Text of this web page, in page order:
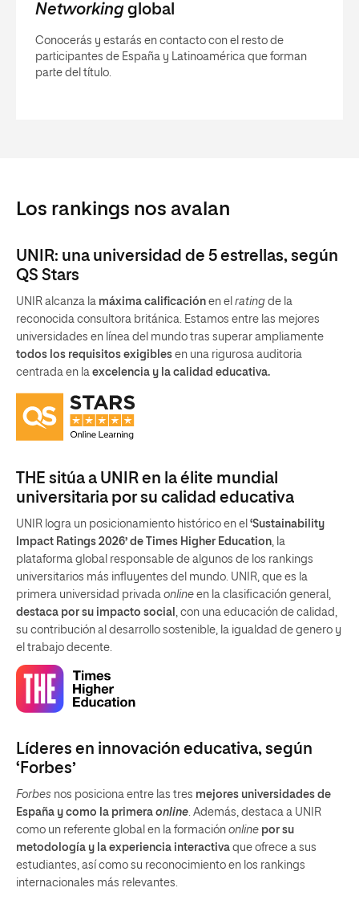
Networkingglobal
Conocerás y estarás en contacto con el resto de
participantes de España y Latinoamérica que forman
parte del título.
Los rankings nos avalan
UNIR: una universidad de 5 estrellas, según
QS Stars
UNIR alcanza la máxima calificación en el rating de la
reconocida consultora británica. Estamos entre las mejores
universidades en línea del mundo tras superar ampliamente
todos los requisitos exigibles en una rigurosa auditoria
centrada en la excelencia y la calidad educativa.
THE sitúa a UNIR en la élite mundial
universitaria por su calidad educativa
UNIR logra un posicionamiento histórico en el ‘Sustainability
Impact Ratings 2026’ de Times Higher Education, la
plataforma global responsable de algunos de los rankings
universitarios más influyentes del mundo. UNIR, que es la
primera universidad privada online en la clasificación general,
destaca por su impacto social , con una educación de calidad,
su contribución al desarrollo sostenible, la igualdad de genero y
el trabajo decente.
Líderes en innovación educativa, según
‘Forbes’
Forbes nos posiciona entre las tres mejores universidades de
España y como la primera online . Además, destaca a UNIR
como un referente global en la formación online por su
metodología y la experiencia interactiva que ofrece a sus
estudiantes, así como su reconocimiento en los rankings
internacionales más relevantes.